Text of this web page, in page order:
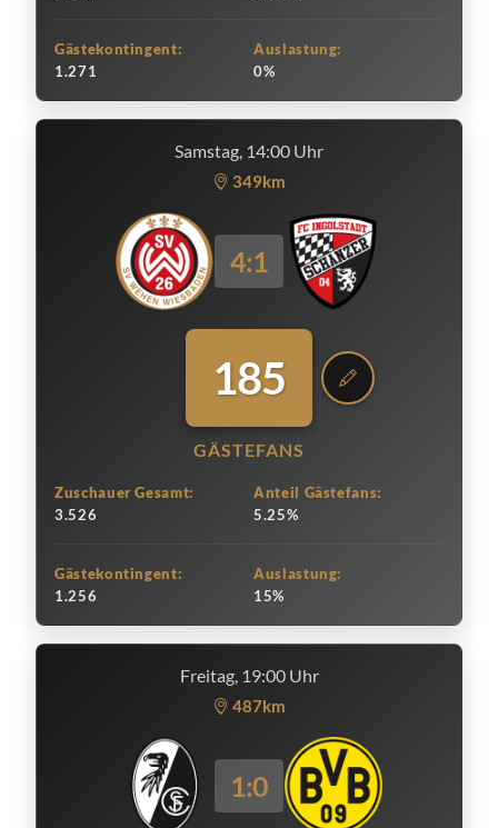
Gästekontingent:
1.271
Auslastung:
0%
Samstag, 14:00 Uhr
349km
4:1
185
GÄSTEFANS
Zuschauer Gesamt:
3.526
Anteil Gästefans:
5.25%
Gästekontingent:
1.256
Auslastung:
15%
Freitag, 19:00 Uhr
487km
1:0